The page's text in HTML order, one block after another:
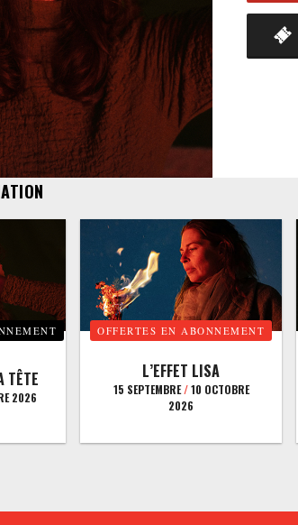
TÊTE
2026
OFFERTES EN ABONNEMENT
L’EFFET LISA
15 SEPTEMBRE/10 OCTOBRE
2026